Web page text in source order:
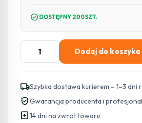
check_circle DOSTĘPNY 200SZT.
ilość
KAMERA
TIOC
3.0
DAHUA
IPC-
Dodaj do koszyka
local_shippingSzybka dostawa kurierem – 1–3 dni
verified_userGwarancja producenta i
assignment_return14 dni na zwrot towaru